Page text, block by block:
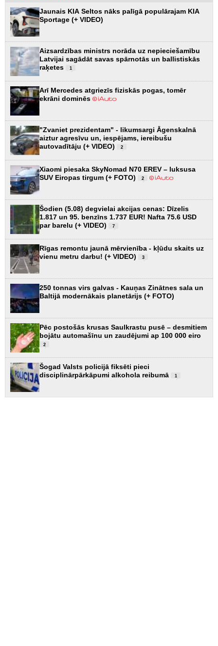
Jaunais KIA Seltos nāks palīgā populārajam KIA
Sportage (+ VIDEO)
Aizsardzības ministrs norāda uz nepieciešamību
Latvijai sagādāt savas spārnotās un ballistiskās
raķetes
1
Arī Mercedes atgriezīs fiziskās pogas, tomēr
ekrāni dominēs
"Zvaniet prezidentam" - likumsargi Āgenskalnā
aiztur agresīvu un, iespējams, iereibušu
autovadītāju (+ VIDEO)
2
Xiaomi piesaka SkyNomad N70 EREV – luksusa
SUV Eiropas tirgum (+ FOTO)
2
Šodien (5.08) degvielai akcijas cenas: Dīzelis
1.817 un 95. benzīns 1.737 EUR! Nafta 75.6 USD
par barelu (+ VIDEO)
7
Rīgas remontu jaunā mērvienība - kļūdu skaits uz
vienu metru darbu! (+ VIDEO)
3
250 tonnas virs galvas - Kauņas Zinātnes sala un
Baltijā modernākais planetārijs (+ FOTO)
Pēc postošās krusas Saulkrastu pusē – desmitiem
bojātu automašīnu un zaudējumi ap 100 000 eiro
2
Šogad Valsts policijā fiksēti pieci
disciplinārpārkāpumi alkohola reibumā
1